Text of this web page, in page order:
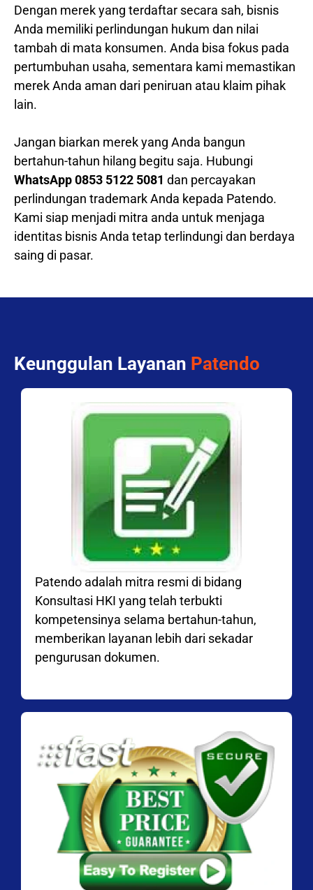
Dengan merek yang terdaftar secara sah, bisnis
Anda memiliki perlindungan hukum dan nilai
tambah di mata konsumen. Anda bisa fokus pada
pertumbuhan usaha, sementara kami memastikan
merek Anda aman dari peniruan atau klaim pihak
lain.
Jangan biarkan merek yang Anda bangun
bertahun-tahun hilang begitu saja. Hubungi
WhatsApp 0853 5122 5081 dan percayakan
perlindungan trademark Anda kepada Patendo.
Kami siap menjadi mitra anda untuk menjaga
identitas bisnis Anda tetap terlindungi dan berdaya
saing di pasar.
Keunggulan Layanan Patendo
Patendo adalah mitra resmi di bidang
Konsultasi HKI yang telah terbukti
kompetensinya selama bertahun-tahun,
memberikan layanan lebih dari sekadar
pengurusan dokumen.